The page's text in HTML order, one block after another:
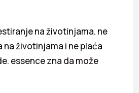
na životinjama. ne
životinjama i ne plaća
essence zna da može